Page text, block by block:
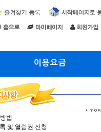
이용요금
법
및 열람권 신청